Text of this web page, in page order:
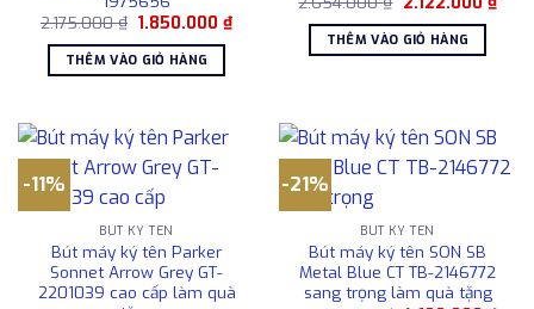
2.175.000₫ Giá
là:
2.175.000 ₫.
1.850.000₫Giá
hiện
THÊM VÀO GIỎ HÀNG
là:
2.654.000 ₫.
hiện
THÊM VÀO GIỎ HÀNG
-11%
BÚT KÝ TÊN
Bút máy ký tên Parker
Sonnet Arrow Grey GT-
2201039 cao cấp làm quà
-21%
BÚT KÝ TÊN
Bút máy ký tên SON SB
Metal Blue CT TB-2146772
sang trọng làm quà tặng